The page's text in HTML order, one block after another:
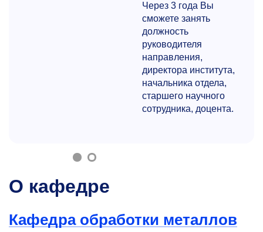
Через 3 года Вы
сможете занять
должность
руководителя
направления,
директора института,
начальника отдела,
старшего научного
сотрудника, доцента.
О кафедре
Кафедра обработки металлов